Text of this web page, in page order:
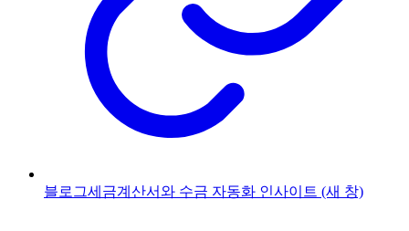
블로그세금계산서와 수금 자동화 인사이트 (새 창)